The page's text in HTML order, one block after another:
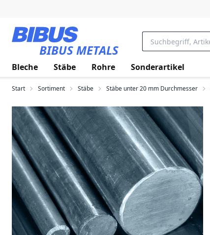
BIBUS METALS
Bleche Stäbe Rohre Sonderartikel
Start Sortiment Stäbe Stäbe unter 20 mm Durchmesser